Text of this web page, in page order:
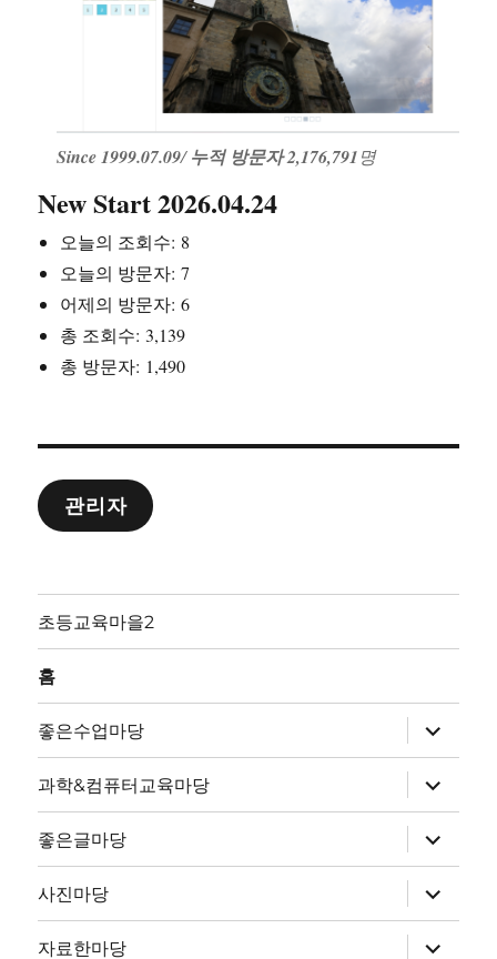
Since 1999.07.09/누적 방문자 2,176,791명
New Start 2026.04.24
오늘의 조회수: 8
오늘의 방문자:7
어제의 방문자:6
총 조회수: 3,139
총 방문자: 1,490
관리자
초등교육마을2
홈
좋은수업마당
위
메
뉴
확
장
과학&컴퓨터교육마당
위
메
뉴
확
장
좋은글마당
위
메
뉴
확
장
사진마당
위
메
뉴
자료한마당